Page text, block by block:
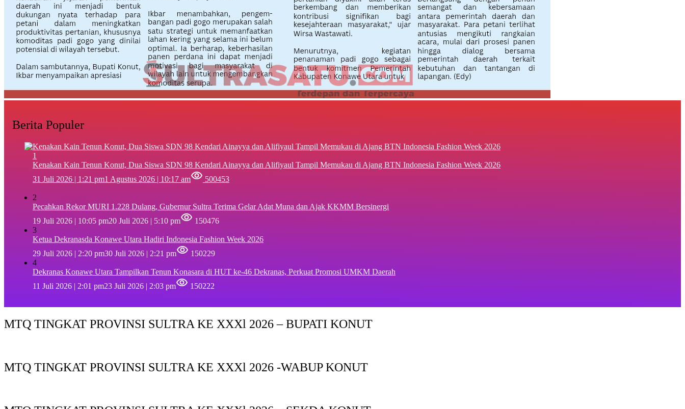
Berita Populer
1
‎Kenakan Kain Tenun Konut, Dua Siswa SDN 98 Kendari Ainayya dan Alifiyaul Tampil Memukau di Ajang BTN Indonesia Fashion Week 2026
31 Juli 2026 | 1:21 pm1 Agustus 2026 | 10:17 am 500453
2
Pecahkan Rekor MURI 1.228 Dulang, Gubernur Sultra Terima Gelar Adat Muna dan Ajak KKMM Bersinergi
19 Juli 2026 | 10:05 pm20 Juli 2026 | 5:10 pm
150476
3
Ketua Dekranasda Konawe Utara Hadiri Indonesia Fashion Week 2026
29 Juli 2026 | 2:20 pm30 Juli 2026 | 2:21 pm
150229
4
Dekranas Konawe Utara Tampilkan Tenun Konasara di HUT ke-46 Dekranas, Perkuat Promosi UMKM Daerah
11 Juli 2026 | 2:01 pm23 Juli 2026 | 2:03 pm 150222
MTQ TINGKAT PROVINSI SULTRA KE XXXl 2026 – BUPATI KONUT
MTQ TINGKAT PROVINSI SULTRA KE XXXl 2026 -WABUP KONUT